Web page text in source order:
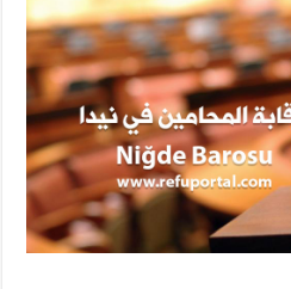
في
نيدا
Niğde
Barosu
مغلقة